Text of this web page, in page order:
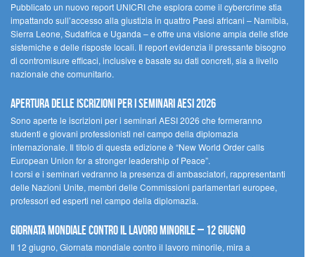
Pubblicato un nuovo report UNICRI che esplora come il cybercrime stia
impattando sull’accesso alla giustizia in quattro Paesi africani – Namibia,
Sierra Leone, Sudafrica e Uganda – e offre una visione ampia delle sfide
sistemiche e delle risposte locali. Il report evidenzia il pressante bisogno
di contromisure efficaci, inclusive e basate su dati concreti, sia a livello
nazionale che comunitario.
Apertura delle iscrizioni per i seminari AESI 2026
Sono aperte le iscrizioni per i seminari AESI 2026 che formeranno
studenti e giovani professionisti nel campo della diplomazia
internazionale. Il titolo di questa edizione è “New World Order calls
European Union for a stronger leadership of Peace”.
I corsi e i seminari vedranno la presenza di ambasciatori, rappresentanti
delle Nazioni Unite, membri delle Commissioni parlamentari europee,
professori ed esperti nel campo della diplomazia.
Giornata mondiale contro il lavoro minorile – 12 giugno
Il 12 giugno, Giornata mondiale contro il lavoro minorile, mira a